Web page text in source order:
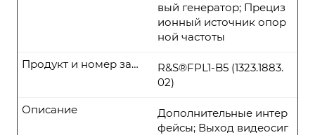
вый генератор; Прециз
ионный источник опор
ной частоты
R&S®FPL1-B5 (1323.1883.
02)
Продукт и номер заказа
Дополнительные интер
фейсы; Выход видеосиг
Описание